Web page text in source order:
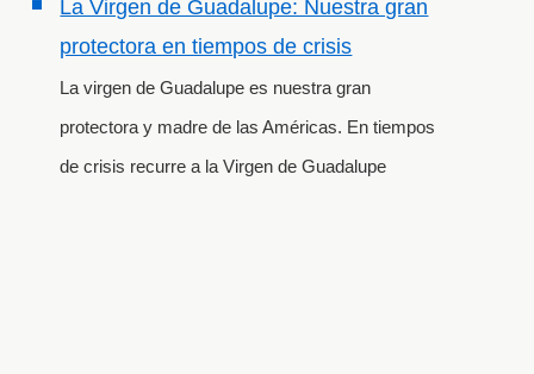
La Virgen de Guadalupe: Nuestra gran
protectora en tiempos de crisis
La virgen de Guadalupe es nuestra gran
protectora y madre de las Américas. En tiempos
de crisis recurre a la Virgen de Guadalupe